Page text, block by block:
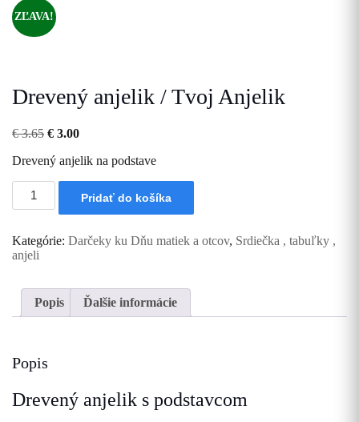
ZĽAVA!
Drevený anjelik / Tvoj Anjelik
€3.65 Pôvodná
bola:
€ 3.00Aktuálna
je:
Drevený anjelik na podstave
množstvo
Drevený
Tvoj
Anjelik
Pridať do košíka
Kategórie: Darčeky ku Dňu matiek a otcov, Srdiečka , tabuľky ,
anjeli
Popis Ďalšie informácie
Popis
Drevený anjelik s podstavcom